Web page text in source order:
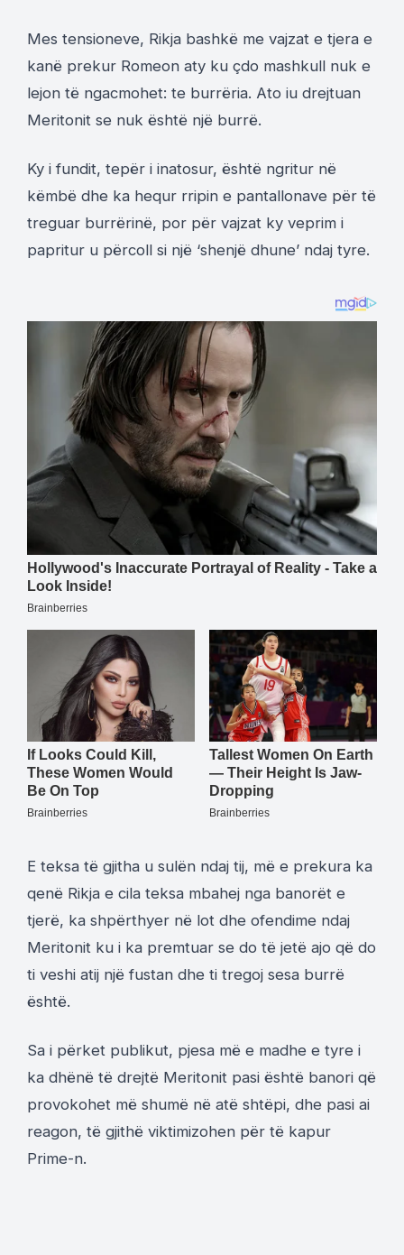
Mes tensioneve, Rikja bashkë me vajzat e tjera e
kanë prekur Romeon aty ku çdo mashkull nuk e
lejon të ngacmohet: te burrëria. Ato iu drejtuan
Meritonit se nuk është një burrë.
Ky i fundit, tepër i inatosur, është ngritur në
këmbë dhe ka hequr rripin e pantallonave për të
treguar burrërinë, por për vajzat ky veprim i
papritur u përcoll si një ‘shenjë dhune’ ndaj tyre.
E teksa të gjitha u sulën ndaj tij, më e prekura ka
qenë Rikja e cila teksa mbahej nga banorët e
tjerë, ka shpërthyer në lot dhe ofendime ndaj
Meritonit ku i ka premtuar se do të jetë ajo që do
ti veshi atij një fustan dhe ti tregoj sesa burrë
është.
Sa i përket publikut, pjesa më e madhe e tyre i
ka dhënë të drejtë Meritonit pasi është banori që
provokohet më shumë në atë shtëpi, dhe pasi ai
reagon, të gjithë viktimizohen për të kapur
Prime-n.